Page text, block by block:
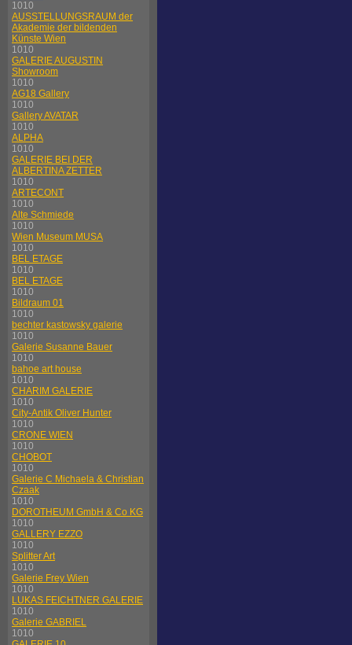
1010
AUSSTELLUNGSRAUM der
Akademie der bildenden
Künste Wien
1010
GALERIE AUGUSTIN
Showroom
1010
AG18 Gallery
1010
Gallery AVATAR
1010
ALPHA
1010
GALERIE BEI DER
ALBERTINA ZETTER
1010
ARTECONT
1010
Alte Schmiede
1010
Wien Museum MUSA
1010
BEL ETAGE
1010
BEL ETAGE
1010
Bildraum 01
1010
bechter kastowsky galerie
1010
Galerie Susanne Bauer
1010
bahoe art house
1010
CHARIM GALERIE
1010
City-Antik Oliver Hunter
1010
CRONE WIEN
1010
CHOBOT
1010
Galerie C Michaela & Christian
Czaak
1010
DOROTHEUM GmbH & Co KG
1010
GALLERY EZZO
1010
Splitter Art
1010
Galerie Frey Wien
1010
LUKAS FEICHTNER GALERIE
1010
Galerie GABRIEL
1010